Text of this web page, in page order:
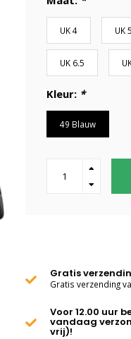
UK 4 UK 5
UK 6.5
Kleur: *
49 Blauw
Gratis
Gratis verzending
Voor 12.00 uur
vandaag
vrij)!